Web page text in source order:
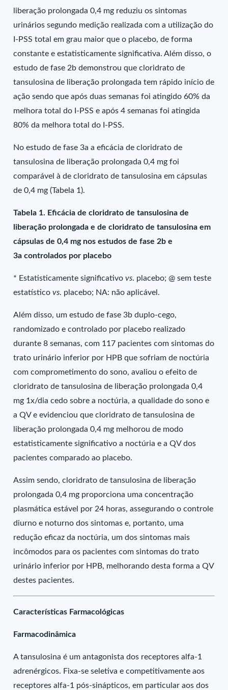
liberação prolongada 0,4 mg reduziu os sintomas
urinários segundo medição realizada com a utilização do
I-PSS total em grau maior que o placebo, de forma
constante e estatisticamente significativa. Além disso, o
estudo de fase 2b demonstrou que cloridrato de
tansulosina de liberação prolongada tem rápido início de
ação sendo que após duas semanas foi atingido 60% da
melhora total do I-PSS e após 4 semanas foi atingida
80% da melhora total do I-PSS.
No estudo de fase 3a a eficácia de cloridrato de
tansulosina de liberação prolongada 0,4 mg foi
comparável à de cloridrato de tansulosina em cápsulas
de 0,4 mg (Tabela 1).
Tabela 1. Eficácia de cloridrato de tansulosina de
liberação prolongada e de cloridrato de tansulosina em
cápsulas de 0,4 mg nos estudos de fase 2b e
3a controlados por placebo
* Estatisticamente significativovs. placebo; @ sem teste
estatísticovs. placebo; NA: não aplicável.
Além disso, um estudo de fase 3b duplo-cego,
randomizado e controlado por placebo realizado
durante 8 semanas, com 117 pacientes com sintomas do
trato urinário inferior por HPB que sofriam de noctúria
com comprometimento do sono, avaliou o efeito de
cloridrato de tansulosina de liberação prolongada 0,4
mg 1x/dia cedo sobre a noctúria, a qualidade do sono e
a QV e evidenciou que cloridrato de tansulosina de
liberação prolongada 0,4 mg melhorou de modo
estatisticamente significativo a noctúria e a QV dos
pacientes comparado ao placebo.
Assim sendo, cloridrato de tansulosina de liberação
prolongada 0,4 mg proporciona uma concentração
plasmática estável por 24 horas, assegurando o controle
diurno e noturno dos sintomas e, portanto, uma
redução eficaz da noctúria, um dos sintomas mais
incômodos para os pacientes com sintomas do trato
urinário inferior por HPB, melhorando desta forma a QV
destes pacientes.
Características Farmacológicas
Farmacodinâmica
A tansulosina é um antagonista dos receptores alfa-1
adrenérgicos. Fixa-se seletiva e competitivamente aos
receptores alfa-1 pós-sinápticos, em particular aos dos